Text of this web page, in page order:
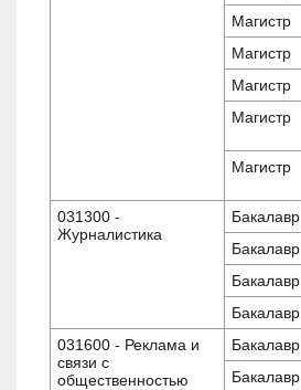
Магистр
Магистр
Магистр
Магистр
Магистр
031300 -
Журналистика
Бакалавр
Бакалавр
Бакалавр
Бакалавр
031600 - Реклама и
связи с
общественностью
Бакалавр
Бакалавр